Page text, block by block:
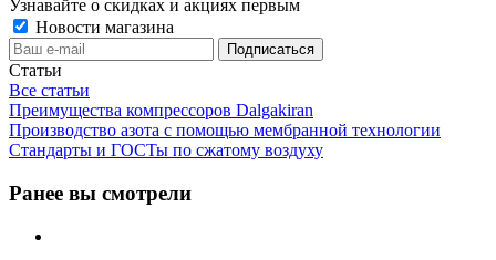
Узнавайте о скидках и акциях первым
Новости магазина
Статьи
Все статьи
Преимущества компрессоров Dalgakiran
Производство азота с помощью мембранной технологии
Стандарты и ГОСТы по сжатому воздуху
Ранее вы смотрели